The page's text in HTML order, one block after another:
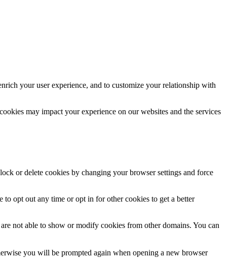
your user experience, and to customize your relationship with
may impact your experience on our websites and the services
or delete cookies by changing your browser settings and force
opt out any time or opt in for other cookies to get a better
not able to show or modify cookies from other domains. You can
you will be prompted again when opening a new browser